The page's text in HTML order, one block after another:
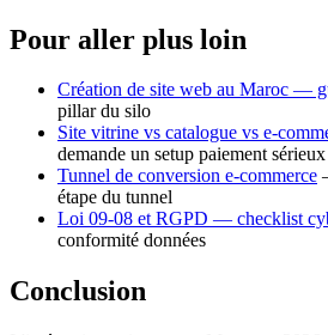
Pour aller plus loin
Création de site web au Maroc —
pillar du silo
Site vitrine vs catalogue vs e-
demande un setup paiement sérieux
Tunnel de conversion e-commerce
étape du tunnel
Loi 09-08 et RGPD — checklist
conformité données
Conclusion